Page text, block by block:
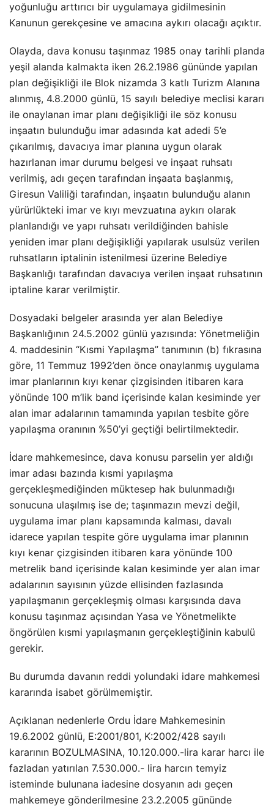
yoğunluğu arttırıcı bir uygulamaya gidilmesinin
Kanunun gerekçesine ve amacına aykırı olacağı açıktır.
Olayda, dava konusu taşınmaz 1985 onay tarihli planda
yeşil alanda kalmakta iken 26.2.1986 gününde yapılan
plan değişikliği ile Blok nizamda 3 katlı Turizm Alanına
alınmış, 4.8.2000 günlü, 15 sayılı belediye meclisi kararı
ile onaylanan imar planı değişikliği ile söz konusu
inşaatın bulunduğu imar adasında kat adedi 5’e
çıkarılmış, davacıya imar planına uygun olarak
hazırlanan imar durumu belgesi ve inşaat ruhsatı
verilmiş, adı geçen tarafından inşaata başlanmış,
Giresun Valiliği tarafından, inşaatın bulunduğu alanın
yürürlükteki imar ve kıyı mevzuatına aykırı olarak
planlandığı ve yapı ruhsatı verildiğinden bahisle
yeniden imar planı değişikliği yapılarak usulsüz verilen
ruhsatların iptalinin istenilmesi üzerine Belediye
Başkanlığı tarafından davacıya verilen inşaat ruhsatının
iptaline karar verilmiştir.
Dosyadaki belgeler arasında yer alan Belediye
Başkanlığının 24.5.2002 günlü yazısında: Yönetmeliğin
4. maddesinin “Kısmi Yapılaşma” tanımının (b) fıkrasına
göre, 11 Temmuz 1992’den önce onaylanmış uygulama
imar planlarının kıyı kenar çizgisinden itibaren kara
yönünde 100 m’lik band içerisinde kalan kesiminde yer
alan imar adalarının tamamında yapılan tesbite göre
yapılaşma oranının %50’yi geçtiği belirtilmektedir.
İdare mahkemesince, dava konusu parselin yer aldığı
imar adası bazında kısmi yapılaşma
gerçekleşmediğinden müktesep hak bulunmadığı
sonucuna ulaşılmış ise de; taşınmazın mevzi değil,
uygulama imar planı kapsamında kalması, davalı
idarece yapılan tespite göre uygulama imar planının
kıyı kenar çizgisinden itibaren kara yönünde 100
metrelik band içerisinde kalan kesiminde yer alan imar
adalarının sayısının yüzde ellisinden fazlasında
yapılaşmanın gerçekleşmiş olması karşısında dava
konusu taşınmaz açısından Yasa ve Yönetmelikte
öngörülen kısmi yapılaşmanın gerçekleştiğinin kabulü
gerekir.
Bu durumda davanın reddi yolundaki idare mahkemesi
kararında isabet görülmemiştir.
Açıklanan nedenlerle Ordu İdare Mahkemesinin
19.6.2002 günlü, E:2001/801, K:2002/428 sayılı
kararının BOZULMASINA, 10.120.000.-lira karar harcı ile
fazladan yatırılan 7.530.000.- lira harcın temyiz
isteminde bulunana iadesine dosyanın adı geçen
mahkemeye gönderilmesine 23.2.2005 gününde